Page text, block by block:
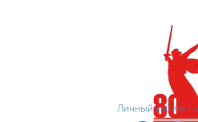
Личный кабинет